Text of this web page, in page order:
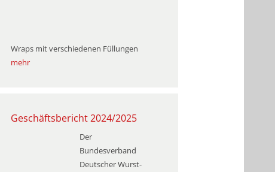
Wraps mit verschiedenen Füllungen
mehr
Geschäftsbericht 2024/2025
Der
Bundesverband
Deutscher Wurst-